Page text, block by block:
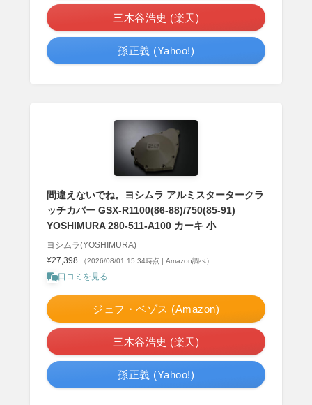
三木谷浩史 (楽天)
孫正義 (Yahoo!)
間違えないでね。ヨシムラ アルミスタータークラ
ッチカバー GSX-R1100(86-88)/750(85-91)
YOSHIMURA 280-511-A100 カーキ 小
ヨシムラ(YOSHIMURA)
¥27,398
（2026/08/01 15:34時点 | Amazon調べ）
口コミを見る
ジェフ・ベゾス (Amazon)
三木谷浩史 (楽天)
孫正義 (Yahoo!)